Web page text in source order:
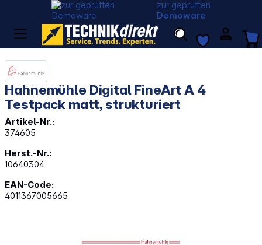
zur geprüften
Demoware
Hahnemühle Digital FineArt A 4
Testpack matt, strukturiert
Artikel-Nr.:
374605
Herst.-Nr.:
10640304
EAN-Code:
4011367005665
Bildergalerie überspringen